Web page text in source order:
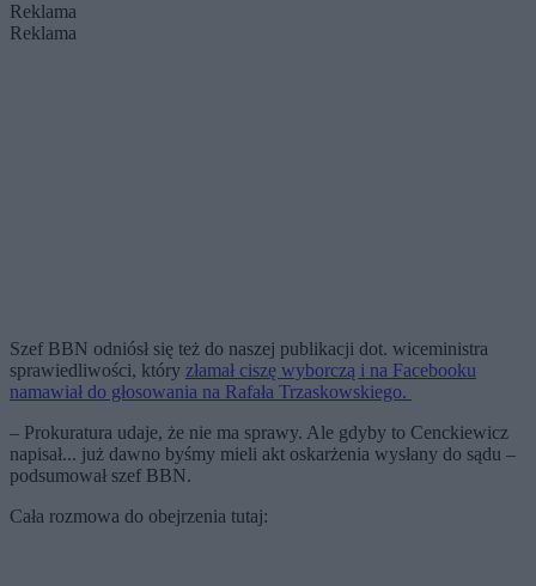
Reklama
Reklama
Szef BBN odniósł się też do naszej publikacji dot. wiceministra
sprawiedliwości, który złamał ciszę wyborczą i na Facebooku
namawiał do głosowania na Rafała Trzaskowskiego.
– Prokuratura udaje, że nie ma sprawy. Ale gdyby to Cenckiewicz
napisał... już dawno byśmy mieli akt oskarżenia wysłany do sądu –
podsumował szef BBN.
Cała rozmowa do obejrzenia tutaj: